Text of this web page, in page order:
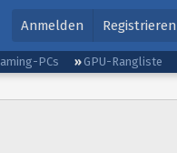
Anmelden Registrieren
PCs GPU-Rangliste